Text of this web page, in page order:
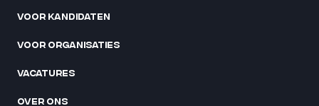
Voor kandidaten
Voor organisaties
Vacatures
Over ons